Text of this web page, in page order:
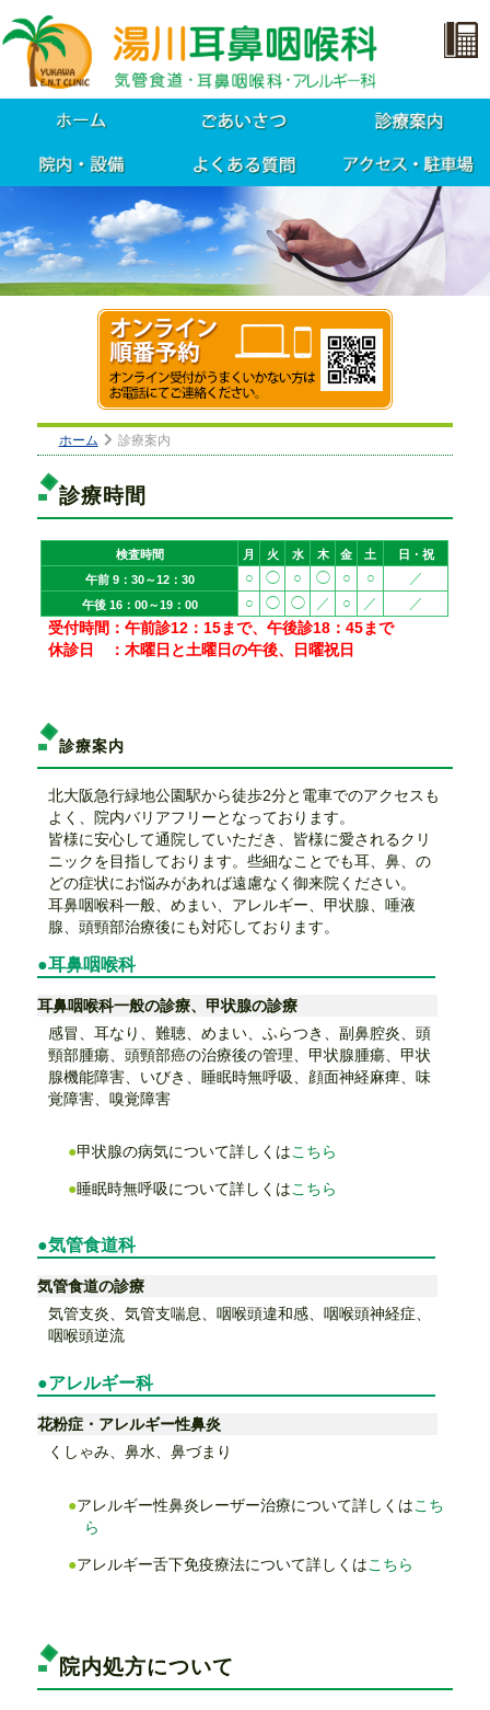
ホーム 診療案内
診療時間
検査時間 月 火 水 木 金 土
日・祝
午前 9：30～12：30
○ ◯ ○ ◯ ○ ○ ／
午後 16：00～19：00 ○ ◯ ◯ ／ ○ ／ ／
受付時間：午前診12：15まで、午後診18：45まで
休診日 ：木曜日と土曜日の午後、日曜祝日
診療案内
北大阪急行緑地公園駅から徒歩2分と電車でのアクセスも
よく、院内バリアフリーとなっております。
皆様に安心して通院していただき、皆様に愛されるクリ
ニックを目指しております。些細なことでも耳、鼻、の
どの症状にお悩みがあれば遠慮なく御来院ください。
耳鼻咽喉科一般、めまい、アレルギー、甲状腺、唾液
腺、頭頸部治療後にも対応しております。
耳鼻咽喉科
耳鼻咽喉科一般の診療、甲状腺の診療
感冒、耳なり、難聴、めまい、ふらつき、副鼻腔炎、頭
頸部腫瘍、頭頸部癌の治療後の管理、甲状腺腫瘍、甲状
腺機能障害、いびき、睡眠時無呼吸、顔面神経麻痺、味
覚障害、嗅覚障害
甲状腺の病気について詳しくはこちら
睡眠時無呼吸について詳しくはこちら
気管食道科
気管食道の診療
気管支炎、気管支喘息、咽喉頭違和感、咽喉頭神経症、
咽喉頭逆流
アレルギー科
花粉症・アレルギー性鼻炎
くしゃみ、鼻水、鼻づまり
アレルギー性鼻炎レーザー治療について詳しくはこち
ら
アレルギー舌下免疫療法について詳しくはこちら
院内処方について